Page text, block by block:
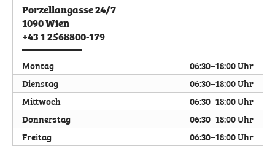
Porzellangasse 24/7
1090Wien
+43 1 2568800-179
Montag
06:30–18:00 Uhr
Dienstag
06:30–18:00 Uhr
Mittwoch
06:30–18:00 Uhr
Donnerstag
06:30–18:00 Uhr
Freitag
06:30–18:00 Uhr